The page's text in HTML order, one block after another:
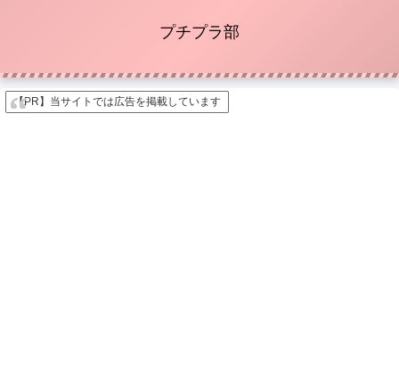
プチプラ部
【PR】当サイトでは広告を掲載しています